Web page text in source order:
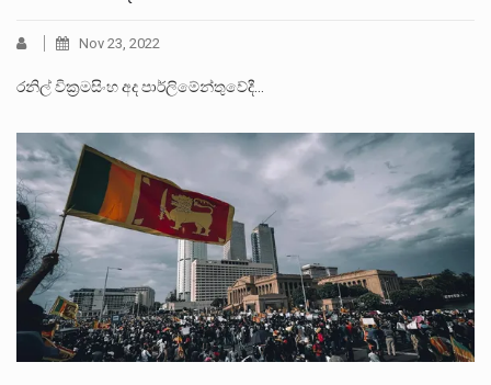
Nov 23, 2022
රනිල් වික්‍රමසිංහ අද පාර්ලිමේන්තුවේදී…